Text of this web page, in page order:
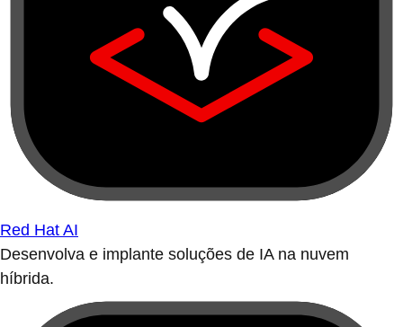
Red Hat AI
Desenvolva e implante soluções de IA na nuvem
híbrida.